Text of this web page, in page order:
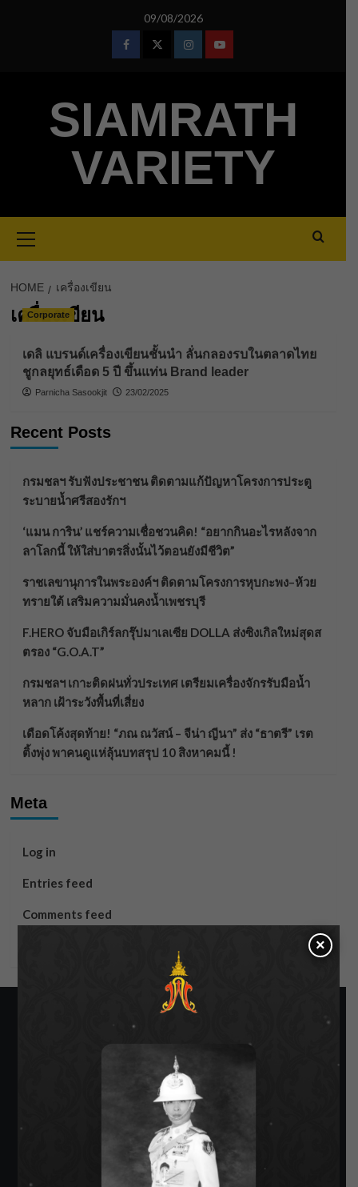
09/08/2026
FacebookTwitterInstagramYoutube
SIAMRATH
VARIETY
Menu
HOME เครื่องเขียน
เครื่องเขียน
Corporate
เดลิ แบรนด์เครื่องเขียนชั้นนำ ลั่นกลองรบในตลาดไทย
ชูกลยุทธ์เดือด 5 ปี ขึ้นแท่น Brand leader
Parnicha Sasookjit 23/02/2025
Recent Posts
กรมชลฯ รับฟังประชาชน ติดตามแก้ปัญหาโครงการประตู
ระบายน้ำศรีสองรักฯ
‘แมน การิน’ แชร์ความเชื่อชวนคิด! “อยากกินอะไรหลังจาก
ลาโลกนี้ ให้ใส่บาตรสิ่งนั้นไว้ตอนยังมีชีวิต”
ราชเลขานุการในพระองค์ฯ ติดตามโครงการหุบกะพง–ห้วย
ทรายใต้ เสริมความมั่นคงน้ำเพชรบุรี
F.HERO จับมือเกิร์ลกรุ๊ปมาเลเซีย DOLLA ส่งซิงเกิลใหม่สุดส
ตรอง “G.O.A.T”
กรมชลฯ เกาะติดฝนทั่วประเทศ เตรียมเครื่องจักรรับมือน้ำ
หลาก เฝ้าระวังพื้นที่เสี่ยง
เดือดโค้งสุดท้าย! “ภณ ณวัสน์ – จีน่า ญีนา” ส่ง “ธาตรี” เรต
ติ้งพุ่ง พาคนดูแห่ลุ้นบทสรุป 10 สิงหาคมนี้ !
Meta
Log in
Entries feed
Comments feed
SIAMRATH VARIETY
×